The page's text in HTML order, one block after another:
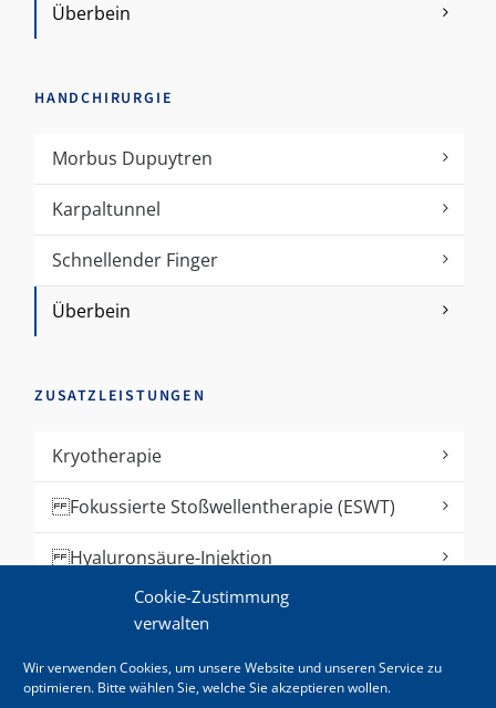
Cookie-Zustimmung
verwalten
Wir verwenden Cookies, um unsere Website und unseren Service zu
optimieren. Bitte wählen Sie, welche Sie akzeptieren wollen.
Überbein
HANDCHIRURGIE
Morbus Dupuytren
Karpaltunnel
Schnellender Finger
Überbein
ZUSATZLEISTUNGEN
Kryotherapie
Fokussierte Stoßwellentherapie (ESWT)
Hyaluronsäure-Injektion
Kinesiologisches Taping
Akupunktur